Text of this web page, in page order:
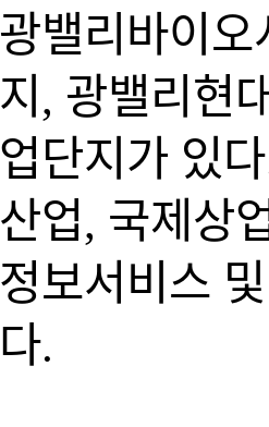
광밸리바이
지, 광밸리현
업단지가 있
산업, 국제상
정보서비스
다.